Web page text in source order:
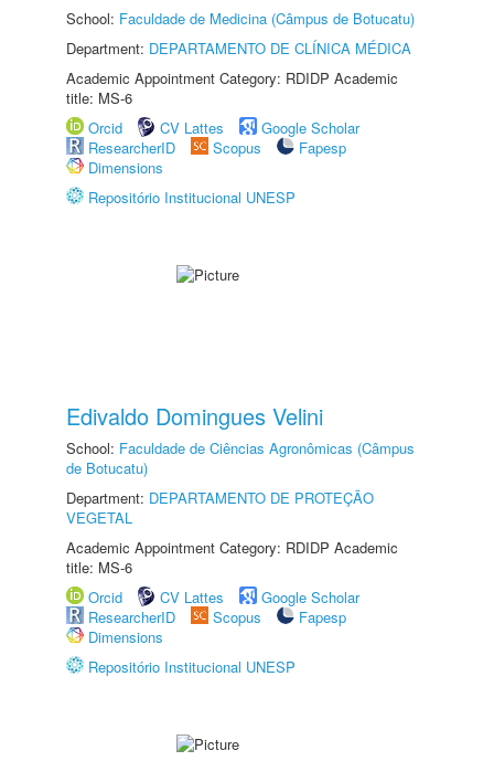
School: Faculdade de Medicina (Câmpus de Botucatu)
Department: DEPARTAMENTO DE CLÍNICA MÉDICA
Academic Appointment Category: RDIDP Academic
title: MS-6
Orcid
CV Lattes
Google Scholar
ResearcherID
Scopus
Fapesp
Dimensions
Repositório Institucional UNESP
Edivaldo Domingues Velini
School: Faculdade de Ciências Agronômicas (Câmpus
de Botucatu)
Department: DEPARTAMENTO DE PROTEÇÃO
VEGETAL
Academic Appointment Category: RDIDP Academic
title: MS-6
Orcid
CV Lattes
Google Scholar
ResearcherID
Scopus
Fapesp
Dimensions
Repositório Institucional UNESP